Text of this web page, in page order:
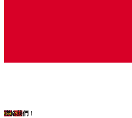
聯絡我們！